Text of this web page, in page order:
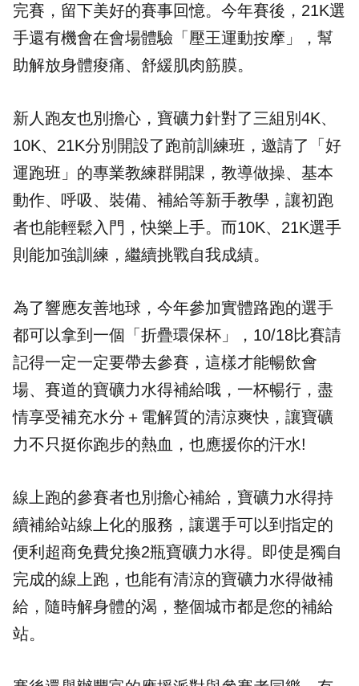
完賽，留下美好的賽事回憶。今年賽後，21K選
手還有機會在會場體驗「壓王運動按摩」，幫
助解放身體痠痛、舒緩肌肉筋膜。
新人跑友也別擔心，寶礦力針對了三組別4K、
10K、21K分別開設了跑前訓練班，邀請了「好
運跑班」的專業教練群開課，教導做操、基本
動作、呼吸、裝備、補給等新手教學，讓初跑
者也能輕鬆入門，快樂上手。而10K、21K選手
則能加強訓練，繼續挑戰自我成績。
為了響應友善地球，今年參加實體路跑的選手
都可以拿到一個「折疊環保杯」，10/18比賽請
記得一定一定要帶去參賽，這樣才能暢飲會
場、賽道的寶礦力水得補給哦，一杯暢行，盡
情享受補充水分＋電解質的清涼爽快，讓寶礦
力不只挺你跑步的熱血，也應援你的汗水!
線上跑的參賽者也別擔心補給，寶礦力水得持
續補給站線上化的服務，讓選手可以到指定的
便利超商免費兌換2瓶寶礦力水得。即使是獨自
完成的線上跑，也能有清涼的寶礦力水得做補
給，隨時解身體的渴，整個城市都是您的補給
站。